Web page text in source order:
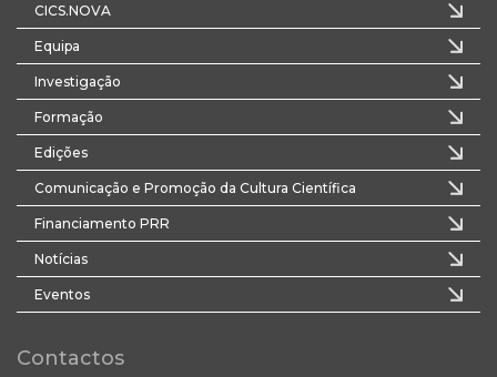
CICS.NOVA
Equipa
Investigação
Formação
Edições
Comunicação e Promoção da Cultura Científica
Financiamento PRR
Notícias
Eventos
Contactos